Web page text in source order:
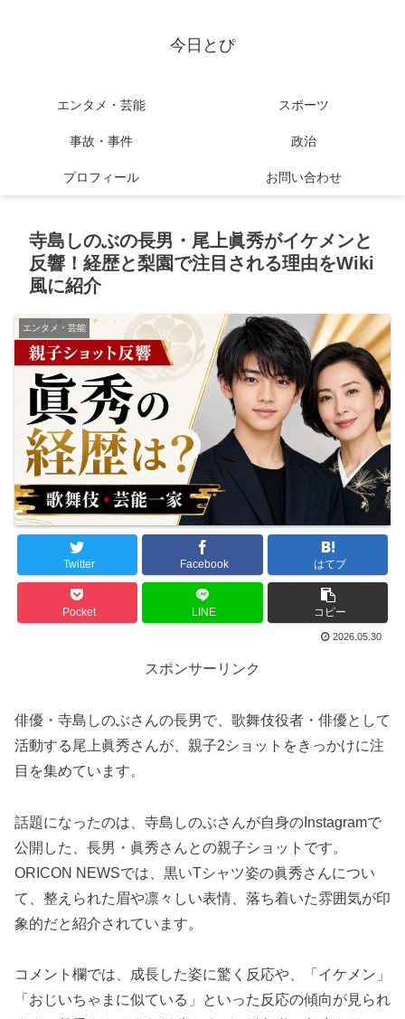
今日とぴ
エンタメ・芸能 スポーツ
事故・事件 政治
プロフィール お問い合わせ
寺島しのぶの長男・尾上眞秀がイケメンと
反響！経歴と梨園で注目される理由をWiki
風に紹介
エンタメ・芸能
Twitter Facebook はてブ
Pocket LINE コピー
2026.05.30
スポンサーリンク
俳優・寺島しのぶさんの長男で、歌舞伎役者・俳優として
活動する尾上眞秀さんが、親子2ショットをきっかけに注
目を集めています。
話題になったのは、寺島しのぶさんが自身のInstagramで
公開した、長男・眞秀さんとの親子ショットです。
ORICON NEWSでは、黒いTシャツ姿の眞秀さんについ
て、整えられた眉や凛々しい表情、落ち着いた雰囲気が印
象的だと紹介されています。
コメント欄では、成長した姿に驚く反応や、「イケメン」
「おじいちゃまに似ている」といった反応の傾向が見られ